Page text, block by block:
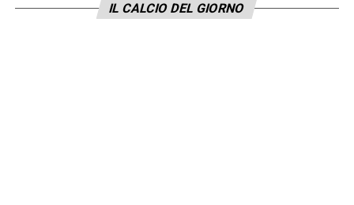
cena. Io non li avrei messi fuori rosa. Li avrei
IL CALCIO DEL GIORNO